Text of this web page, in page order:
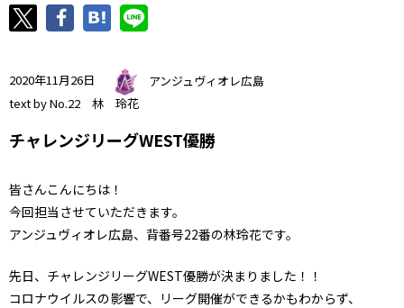
2020年11月26日
アンジュヴィオレ広島
text by No.22 林 玲花
チャレンジリーグWEST優勝
皆さんこんにちは！
今回担当させていただきます。
アンジュヴィオレ広島、背番号22番の林玲花です。
先日、チャレンジリーグWEST優勝が決まりました！！
コロナウイルスの影響で、リーグ開催ができるかもわからず、